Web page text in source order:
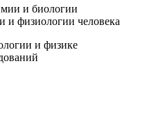
и биологии
и физиологии человека
и физике